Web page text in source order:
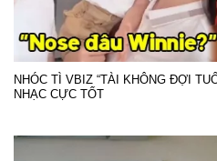
NHÓC TÌ VBIZ “TÀI KHÔNG ĐỢI
NHẠC CỰC TỐT